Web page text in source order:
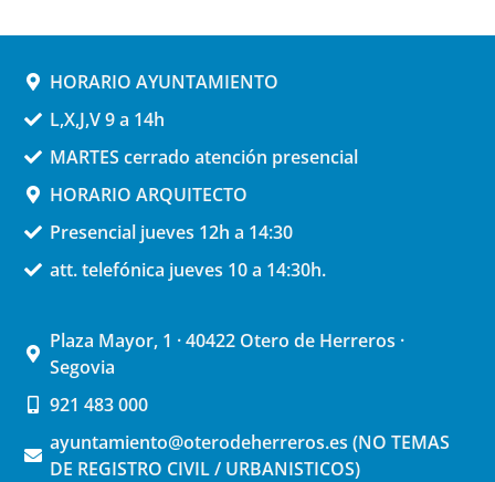
HORARIO AYUNTAMIENTO
L,X,J,V 9 a 14h
MARTES cerrado atención presencial
HORARIO ARQUITECTO
Presencial jueves 12h a 14:30
att. telefónica jueves 10 a 14:30h.
Plaza Mayor, 1 · 40422 Otero de Herreros ·
Segovia
921 483 000
ayuntamiento@oterodeherreros.es (NO TEMAS
DE REGISTRO CIVIL / URBANISTICOS)